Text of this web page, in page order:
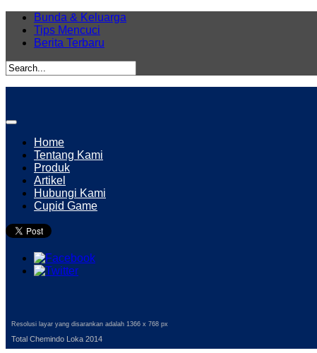
Bunda & Keluarga
Tips Mencuci
Berita Terbaru
Home
Tentang Kami
Produk
Artikel
Hubungi Kami
Cupid Game
Resolusi layar yang disarankan adalah 1366 x 768 px
Total Chemindo Loka 2014